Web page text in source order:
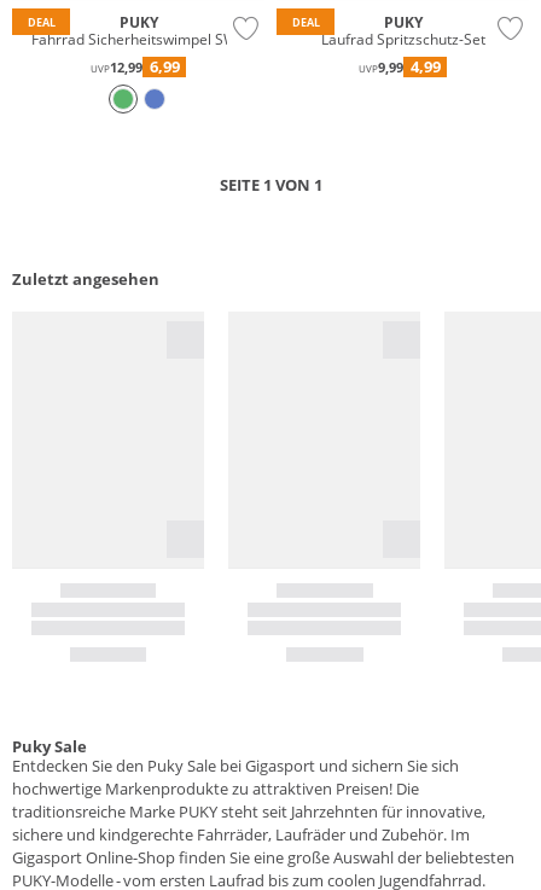
DEAL
PUKY
Fahrrad Sicherheitswimpel SW3
UVP12,99 6,99
DEAL
PUKY
Laufrad Spritzschutz-Set
UVP9,99 4,99
SEITE 1 VON 1
Zuletzt angesehen
Puky Sale
Entdecken Sie den Puky Sale bei Gigasport und sichern Sie sich
hochwertige Markenprodukte zu attraktiven Preisen! Die
traditionsreiche Marke PUKY steht seit Jahrzehnten für innovative,
sichere und kindgerechte Fahrräder, Laufräder und Zubehör. Im
Gigasport Online-Shop finden Sie eine große Auswahl der beliebtesten
PUKY-Modelle - vom ersten Laufrad bis zum coolen Jugendfahrrad.